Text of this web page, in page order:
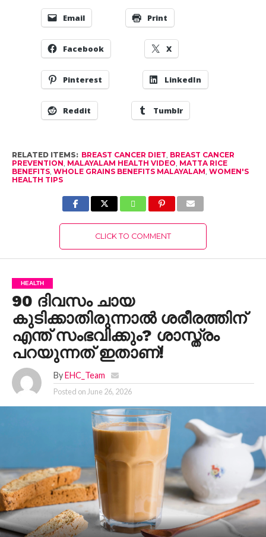
Email Print
Facebook X
Pinterest LinkedIn
Reddit Tumblr
RELATED ITEMS: BREAST CANCER DIET, BREAST CANCER
PREVENTION, MALAYALAM HEALTH VIDEO, MATTA RICE
BENEFITS, WHOLE GRAINS BENEFITS MALAYALAM, WOMEN'S
HEALTH TIPS
CLICK TO COMMENT
HEALTH
90 ദിവസം ചായ
കുടിക്കാതിരുന്നാൽ ശരീരത്തിന്
എന്ത് സംഭവിക്കും? ശാസ്ത്രം
പറയുന്നത് ഇതാണ്!
By EHC_Team
Posted onJune 26, 2026